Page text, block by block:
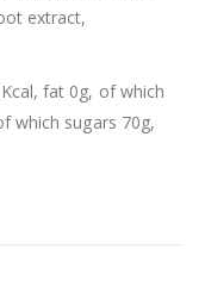
extract,
fat 0g, of which
which sugars 70g,